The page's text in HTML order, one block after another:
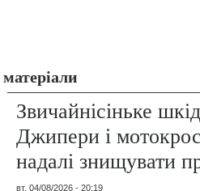
матеріали
Звичайнісіньке
Джипери і
надалі знищувати
вт, 04/08/2026 - 20:19